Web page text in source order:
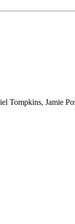
Tompkins, Jamie